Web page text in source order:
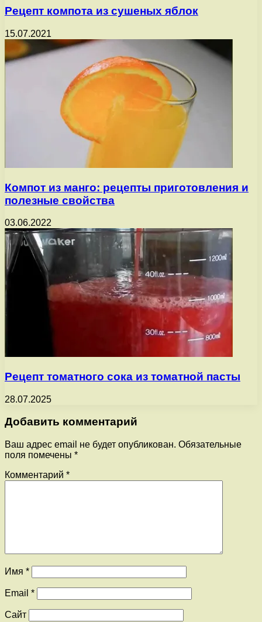
Рецепт компота из сушеных яблок
15.07.2021
Компот из манго: рецепты приготовления и
полезные свойства
03.06.2022
Рецепт томатного сока из томатной пасты
28.07.2025
Добавить комментарий
Ваш адрес email не будет опубликован. Обязательные
поля помечены *
Комментарий *
Имя *
Email *
Сайт